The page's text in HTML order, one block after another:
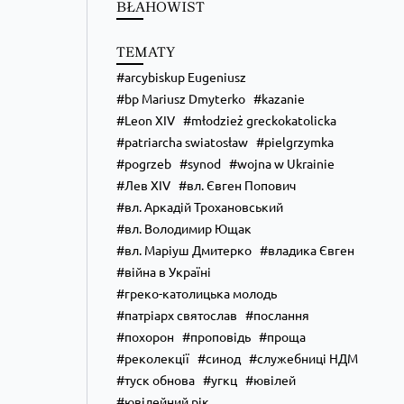
BŁAHOWIST
TEMATY
arcybiskup Eugeniusz
bp Mariusz Dmyterko
kazanie
Leon XIV
młodzież greckokatolicka
patriarcha swiatosław
pielgrzymka
pogrzeb
synod
wojna w Ukrainie
Лев XIV
вл. Євген Попович
вл. Аркадій Трохановський
вл. Володимир Ющак
вл. Маріуш Дмитерко
владика Євген
війна в Україні
греко-католицька молодь
патріарх святослав
послання
похорон
проповідь
проща
реколекції
синод
служебниці НДМ
туск обнова
угкц
ювілей